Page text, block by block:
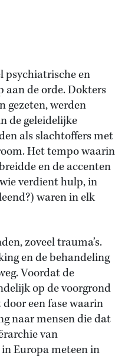
psychiatrische en
aan de orde. Dokters
gezeten, werden
de geleidelijke
als slachtoffers met
Het tempo waarin
en de accenten
verdient hulp, in
waren in elk
zoveel trauma’s.
en de behandeling
Voordat de
op de voorgrond
een fase waarin
naar mensen die dat
van
Europa meteen in